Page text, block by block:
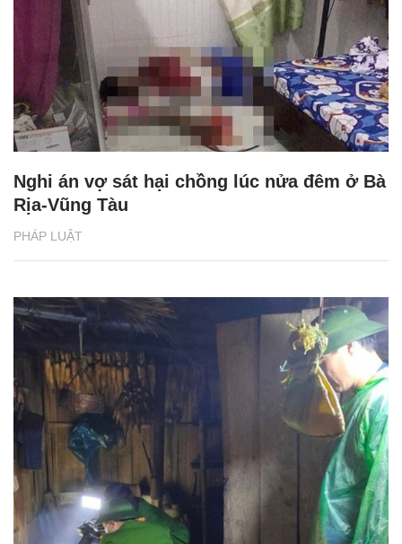
PHÁP LUẬT
Nghi án vợ sát hại chồng lúc nửa đêm ở Bà
Rịa-Vũng Tàu